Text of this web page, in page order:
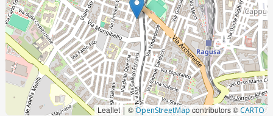
Leaflet | ©OpenStreetMap contributors © CARTO